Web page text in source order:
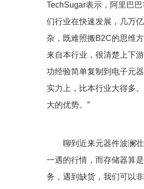
TechSugar表示，阿里巴
们行业在快速发展，几万
杂，既难照搬B2C的思维
来自本行业，很清楚上下
功经验简单复制到电子元
实力上，比本行业大得多
大的优势。”
聊到近来元器件波澜
一遇的行情，而存储器算
务，遇到缺货，我们可以